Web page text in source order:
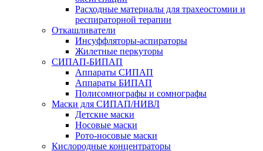
Расходные материалы для трахеостомии и
респираторной терапии
Откашливатели
Инсуффляторы-аспираторы
Жилетные перкуторы
CИПАП-БИПАП
Аппараты СИПАП
Аппараты БИПАП
Полисомнографы и сомнографы
Маски для СИПАП/НИВЛ
Детские маски
Носовые маски
Рото-носовые маски
Кислородные концентраторы